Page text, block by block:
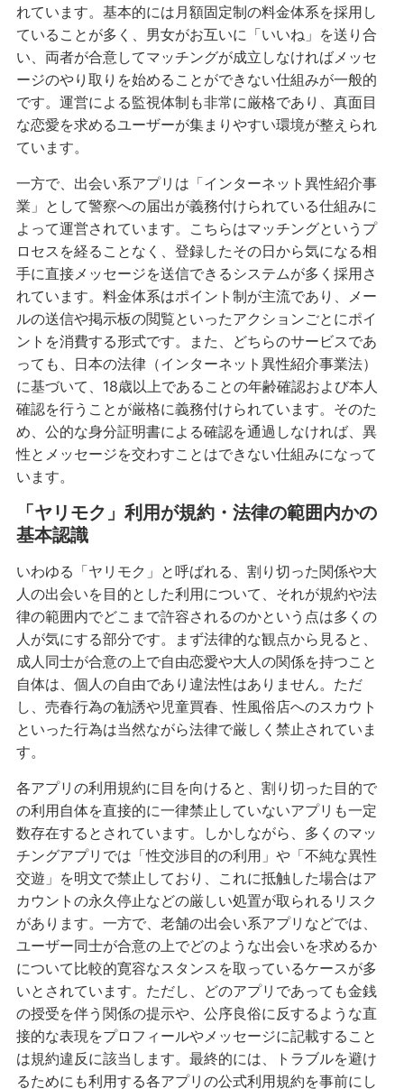
れています。基本的には月額固定制の料金体系を採用し
ていることが多く、男女がお互いに「いいね」を送り合
い、両者が合意してマッチングが成立しなければメッセ
ージのやり取りを始めることができない仕組みが一般的
です。運営による監視体制も非常に厳格であり、真面目
な恋愛を求めるユーザーが集まりやすい環境が整えられ
ています。
一方で、出会い系アプリは「インターネット異性紹介事
業」として警察への届出が義務付けられている仕組みに
よって運営されています。こちらはマッチングというプ
ロセスを経ることなく、登録したその日から気になる相
手に直接メッセージを送信できるシステムが多く採用さ
れています。料金体系はポイント制が主流であり、メー
ルの送信や掲示板の閲覧といったアクションごとにポイ
ントを消費する形式です。また、どちらのサービスであ
っても、日本の法律（インターネット異性紹介事業法）
に基づいて、18歳以上であることの年齢確認および本人
確認を行うことが厳格に義務付けられています。そのた
め、公的な身分証明書による確認を通過しなければ、異
性とメッセージを交わすことはできない仕組みになって
います。
「ヤリモク」利用が規約・法律の範囲内かの
基本認識
いわゆる「ヤリモク」と呼ばれる、割り切った関係や大
人の出会いを目的とした利用について、それが規約や法
律の範囲内でどこまで許容されるのかという点は多くの
人が気にする部分です。まず法律的な観点から見ると、
成人同士が合意の上で自由恋愛や大人の関係を持つこと
自体は、個人の自由であり違法性はありません。ただ
し、売春行為の勧誘や児童買春、性風俗店へのスカウト
といった行為は当然ながら法律で厳しく禁止されていま
す。
各アプリの利用規約に目を向けると、割り切った目的で
の利用自体を直接的に一律禁止していないアプリも一定
数存在するとされています。しかしながら、多くのマッ
チングアプリでは「性交渉目的の利用」や「不純な異性
交遊」を明文で禁止しており、これに抵触した場合はア
カウントの永久停止などの厳しい処置が取られるリスク
があります。一方で、老舗の出会い系アプリなどでは、
ユーザー同士が合意の上でどのような出会いを求めるか
について比較的寛容なスタンスを取っているケースが多
いとされています。ただし、どのアプリであっても金銭
の授受を伴う関係の提示や、公序良俗に反するような直
接的な表現をプロフィールやメッセージに記載すること
は規約違反に該当します。最終的には、トラブルを避け
るためにも利用する各アプリの公式利用規約を事前にし